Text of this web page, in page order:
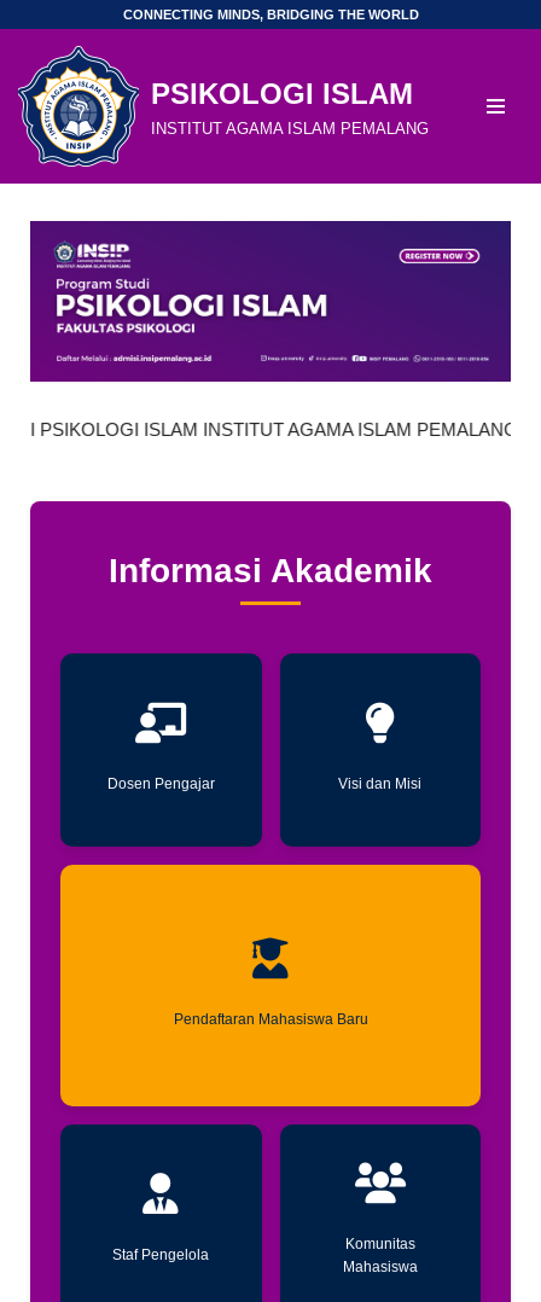
Skip
to
content
CONNECTING MINDS, BRIDGING THE WORLD
PSIKOLOGI ISLAM
INSTITUT AGAMA ISLAM PEMALANG
ISLAM INSTITUT AGAMA ISLAM PEMALANG
Informasi Akademik
Dosen Pengajar Visi dan Misi
Pendaftaran Mahasiswa Baru
Staf Pengelola
Komunitas
Mahasiswa